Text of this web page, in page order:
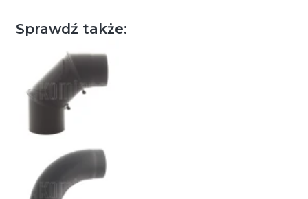
Sprawdź także: